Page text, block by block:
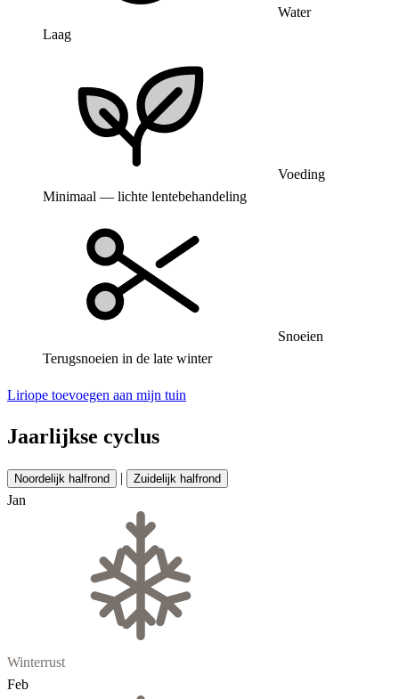
Water
Laag
Voeding
Minimaal — lichte lentebehandeling
Snoeien
Terugsnoeien in de late winter
Liriope toevoegen aan mijn tuin
Jaarlijkse cyclus
Noordelijk halfrond | Zuidelijk halfrond
Jan
Winterrust
Feb